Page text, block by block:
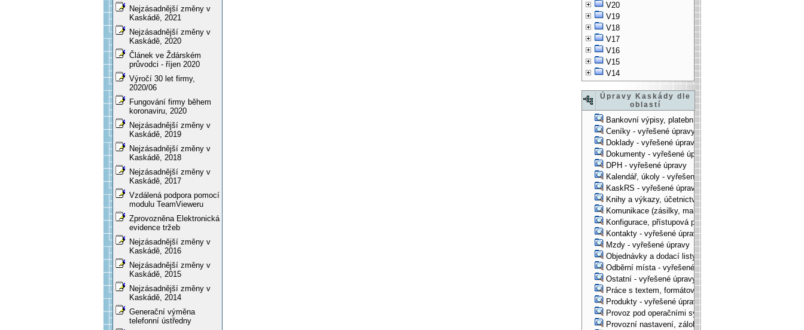
Nejzásadnější změny v
Kaskádě, 2021
Nejzásadnější změny v
Kaskádě, 2020
Článek ve Ždárském
průvodci - říjen 2020
Výročí 30 let firmy,
2020/06
Fungování firmy během
koronaviru, 2020
Nejzásadnější změny v
Kaskádě, 2019
Nejzásadnější změny v
Kaskádě, 2018
Nejzásadnější změny v
Kaskádě, 2017
Vzdálená podpora pomocí
modulu TeamVieweru
Zprovozněna Elektronická
evidence tržeb
Nejzásadnější změny v
Kaskádě, 2016
Nejzásadnější změny v
Kaskádě, 2015
Nejzásadnější změny v
Kaskádě, 2014
Generační výměna
telefonní ústředny
V20
V19
V18
V17
V16
V15
V14
Úpravy Kaskády dle
oblastí
Bankovní výpisy, platební příkazy - vyřešené úpravy
Ceníky - vyřešené úpravy
Doklady - vyřešené úpravy
Dokumenty - vyřešené úpravy
DPH - vyřešené úpravy
Kalendář, úkoly - vyřešené úpravy
KaskRS - vyřešené úpravy
Knihy a výkazy, účetnictví - vyřešené úpravy
Komunikace (zásilky, mail-systém, ...) - vyřešené úpravy
Konfigurace, přístupová práva, ... - vyřešené úpravy
Kontakty - vyřešené úpravy
Mzdy - vyřešené úpravy
Objednávky a dodací listy - vyřešené úpravy
Odběrní místa - vyřešené úpravy
Ostatní - vyřešené úpravy
Práce s textem, formátování, ... - vyřešené úpravy
Produkty - vyřešené úpravy
Provoz pod operačními systémy, technologické věci -
Provozní nastavení, zálohování, instalace, ... -